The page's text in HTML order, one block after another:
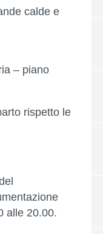
calde e
– piano
rispetto le
alle 20.00.